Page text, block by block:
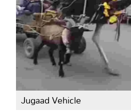
Jugaad Vehicle